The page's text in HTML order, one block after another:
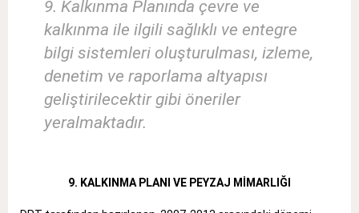
9. Kalkınma Planında çevre ve
kalkınma ile ilgili sağlıklı ve entegre
bilgi sistemleri oluşturulması, izleme,
denetim ve raporlama altyapısı
geliştirilecektir gibi öneriler
yeralmaktadır.
9. KALKINMA PLANI VE PEYZAJ MİMARLIĞI